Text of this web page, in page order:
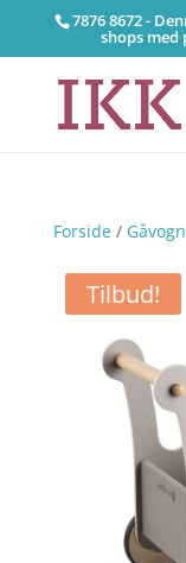
7876 8672 -
shops
Forside/
Tilbud!